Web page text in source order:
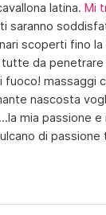
latina. Mi
saranno
scoperti fino
da
massaggi
nascosta
mia passione
di